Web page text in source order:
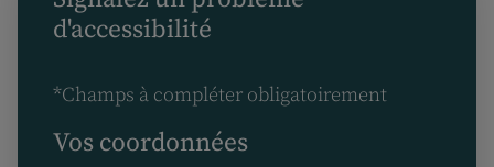
d'accessibilité
*Champs à compléter obligatoirement
Vos coordonnées